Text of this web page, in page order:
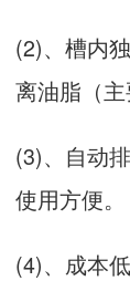
(2)、槽内
离油脂（
(3)、自动
使用方便。
(4)、成本